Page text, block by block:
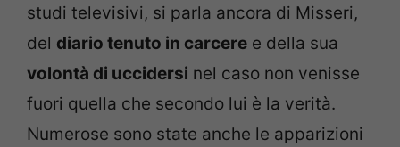
studi televisivi, si parla ancora di Misseri,
del diario tenuto in carcere e della sua
volontà di uccidersi nel caso non venisse
fuori quella che secondo lui è la verità.
Numerose sono state anche le apparizioni